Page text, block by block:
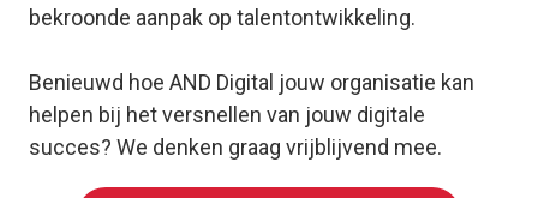
bekroonde aanpak op talentontwikkeling.
Benieuwd hoe AND Digital jouw organisatie kan
helpen bij het versnellen van jouw digitale
succes? We denken graag vrijblijvend mee.